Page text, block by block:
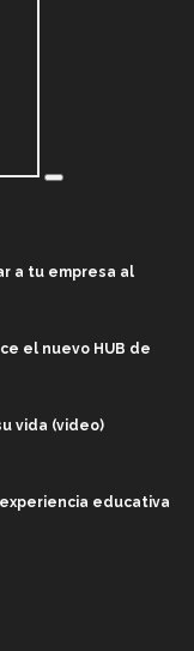
a tu empresa al
el nuevo HUB de
vida (video)
educativa